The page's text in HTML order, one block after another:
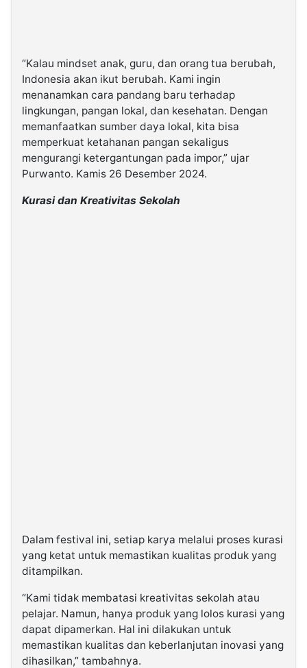
“Kalau mindset anak, guru, dan orang tua berubah,
Indonesia akan ikut berubah. Kami ingin
menanamkan cara pandang baru terhadap
lingkungan, pangan lokal, dan kesehatan. Dengan
memanfaatkan sumber daya lokal, kita bisa
memperkuat ketahanan pangan sekaligus
mengurangi ketergantungan pada impor,” ujar
Purwanto. Kamis 26 Desember 2024.
Kurasi dan Kreativitas Sekolah
Dalam festival ini, setiap karya melalui proses kurasi
yang ketat untuk memastikan kualitas produk yang
ditampilkan.
“Kami tidak membatasi kreativitas sekolah atau
pelajar. Namun, hanya produk yang lolos kurasi yang
dapat dipamerkan. Hal ini dilakukan untuk
memastikan kualitas dan keberlanjutan inovasi yang
dihasilkan,” tambahnya.